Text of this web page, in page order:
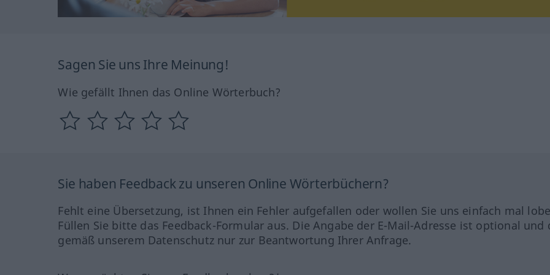
Sagen Sie uns Ihre Meinung!
Wie gefällt Ihnen das Online Wörterbuch?
Sie haben Feedback zu unseren Online Wörterbüchern?
Fehlt eine Übersetzung, ist Ihnen ein Fehler aufgefallen oder wollen Sie uns einfach mal
Füllen Sie bitte das Feedback-Formular aus. Die Angabe der E-Mail-Adresse ist optional und
gemäß unserem Datenschutz nur zur Beantwortung Ihrer Anfrage.